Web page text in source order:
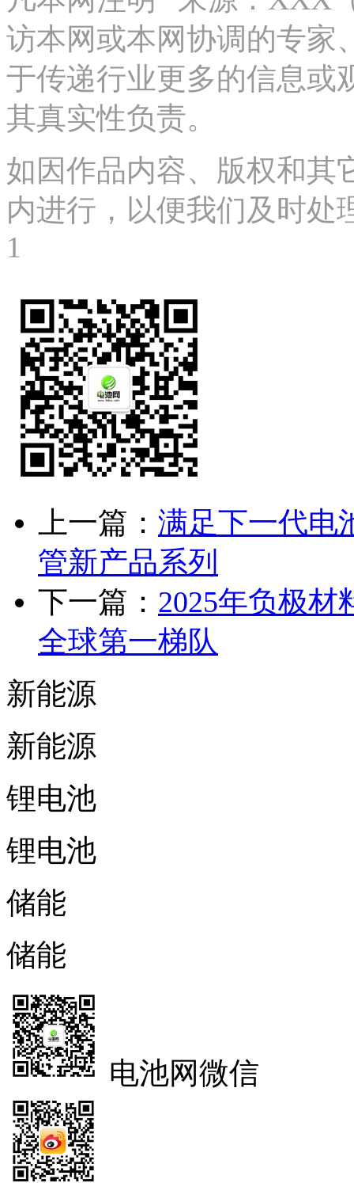
访本网或本网协调的专家
于传递行业更多的信息或
其真实性负责。
如因作品内容、版权和其
内进行，以便我们及时处
1
上一篇： 满足下一代电
管新产品系列
下一篇： 2025年负极材
全球第一梯队
新能源
新能源
锂电池
锂电池
储能
储能
电池网微信